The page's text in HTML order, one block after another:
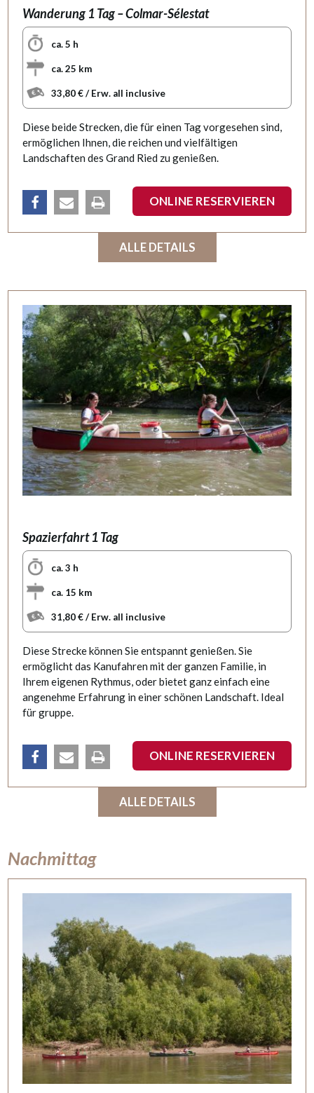
Wanderung 1 Tag – Colmar-Sélestat
ca. 5 h
ca. 25 km
33,80 € / Erw. all inclusive
Diese beide Strecken, die für einen Tag vorgesehen sind,
ermöglichen Ihnen, die reichen und vielfältigen
Landschaften des Grand Ried zu genießen.
ONLINE RESERVIEREN
ALLE DETAILS
Spazierfahrt 1 Tag
ca. 3 h
ca. 15 km
31,80 € / Erw. all inclusive
Diese Strecke können Sie entspannt genießen. Sie
ermöglicht das Kanufahren mit der ganzen Familie, in
Ihrem eigenen Rythmus, oder bietet ganz einfach eine
angenehme Erfahrung in einer schönen Landschaft. Ideal
für gruppe.
ONLINE RESERVIEREN
ALLE DETAILS
Nachmittag